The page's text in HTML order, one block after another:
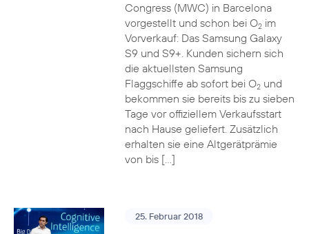
Congress (MWC) in Barcelona
vorgestellt und schon bei O2im
Vorverkauf: Das Samsung Galaxy
S9 und S9+. Kunden sichern sich
die aktuellsten Samsung
Flaggschiffe ab sofort bei O2und
bekommen sie bereits bis zu sieben
Tage vor offiziellem Verkaufsstart
nach Hause geliefert. Zusätzlich
erhalten sie eine Altgerätprämie
von bis […]
25. Februar 2018